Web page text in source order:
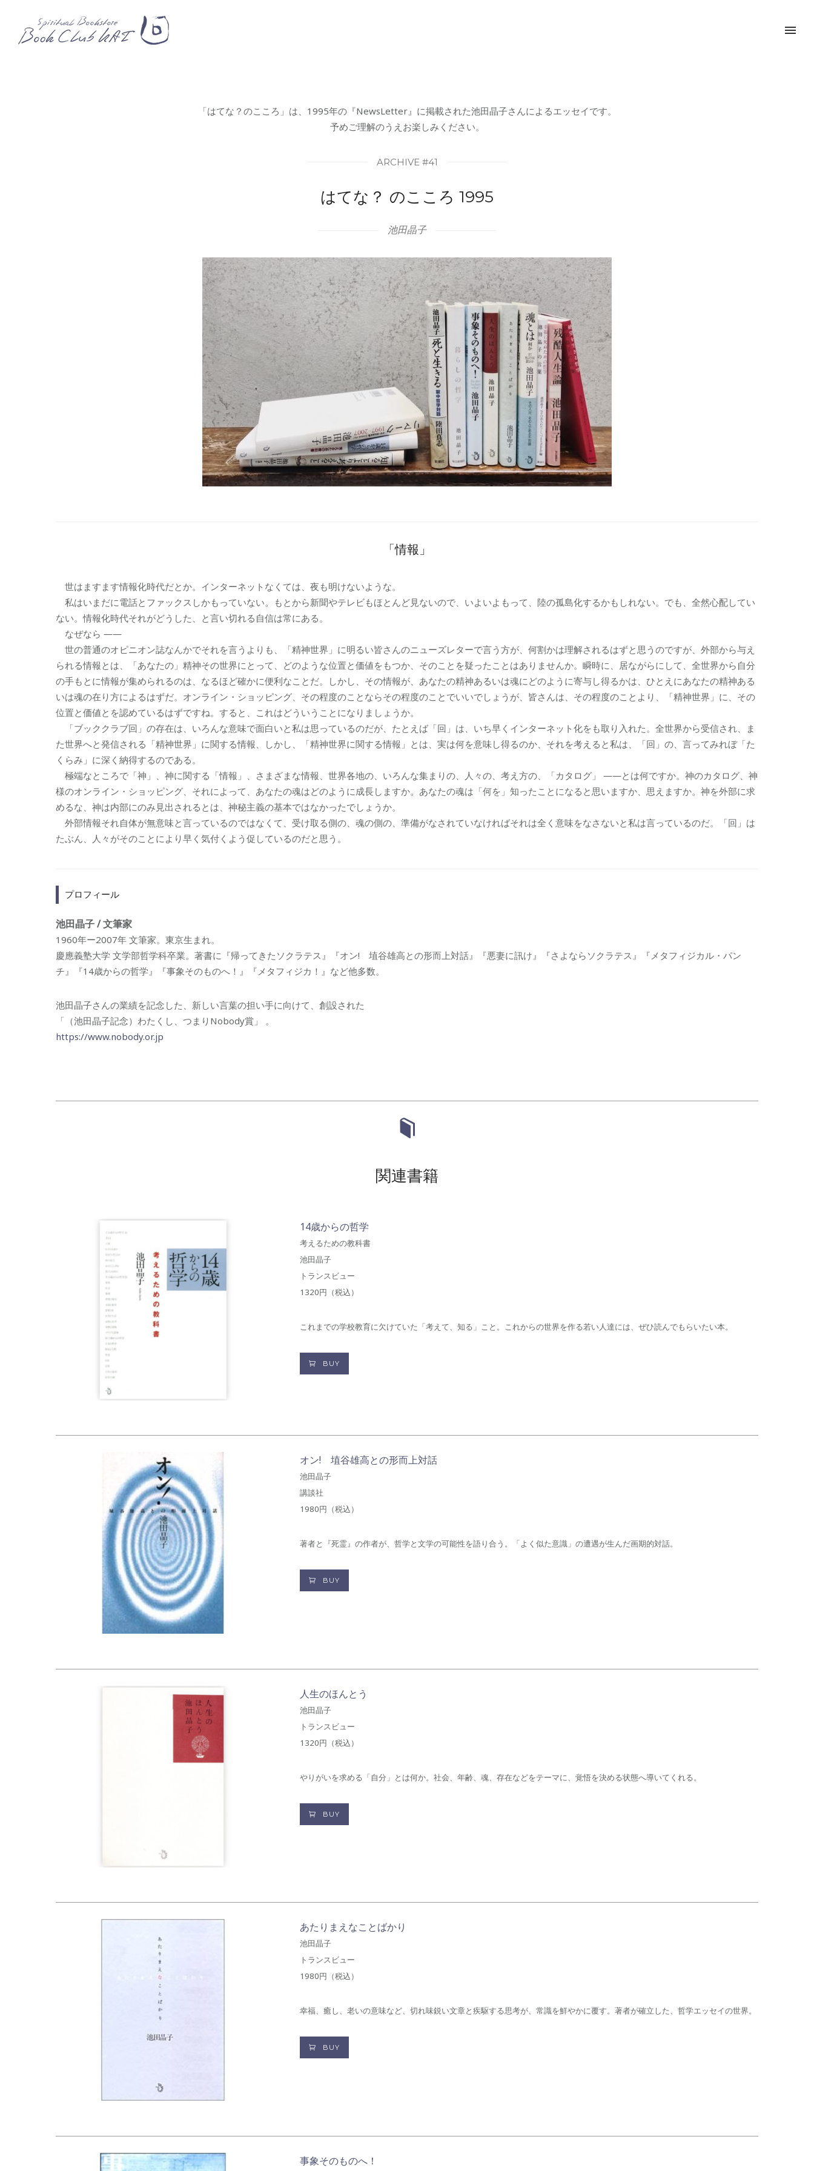
「はてな？のこころ」は、1995年の『NewsLetter』に掲載された池田晶子さんによるエッセイです。
予めご理解のうえお楽しみください。
ARCHIVE #41
はてな？ のこころ 1995
池田晶子
「情報」
世はますます情報化時代だとか。インターネットなくては、夜も明けないような。
私はいまだに電話とファックスしかもっていない。もとから新聞やテレビもほとんど見ないので、いよいよもって、陸の孤島化するかもしれない。でも、全然心配してい
ない。情報化時代それがどうした、と言い切れる自信は常にある。
なぜなら ――
世の普通のオピニオン誌なんかでそれを言うよりも、「精神世界」に明るい皆さんのニューズレターで言う方が、何割かは理解されるはずと思うのですが、外部から与え
られる情報とは、「あなたの」精神その世界にとって、どのような位置と価値をもつか、そのことを疑ったことはありませんか。瞬時に、居ながらにして、全世界から自分
の手もとに情報が集められるのは、なるほど確かに便利なことだ。しかし、その情報が、あなたの精神あるいは魂にどのように寄与し得るかは、ひとえにあなたの精神ある
いは魂の在り方によるはずだ。オンライン・ショッピング、その程度のことならその程度のことでいいでしょうが、皆さんは、その程度のことより、「精神世界」に、その
位置と価値とを認めているはずですね。すると、これはどういうことになりましょうか。
「ブッククラブ回」の存在は、いろんな意味で面白いと私は思っているのだが、たとえば「回」は、いち早くインターネット化をも取り入れた。全世界から受信され、ま
た世界へと発信される「精神世界」に関する情報、しかし、「精神世界に関する情報」とは、実は何を意味し得るのか、それを考えると私は、「回」の、言ってみれぼ「た
くらみ」に深く納得するのである。
極端なところで「神」、神に関する「情報」、さまざまな情報、世界各地の、いろんな集まりの、人々の、考え方の、「カタログ」 ――とは何ですか。神のカタログ、神
様のオンライン・ショッピング、それによって、あなたの魂はどのように成長しますか。あなたの魂は「何を」知ったことになると思いますか、思えますか。神を外部に求
めるな、神は内部にのみ見出されるとは、神秘主義の基本ではなかったでしょうか。
外部情報それ自体が無意味と言っているのではなくて、受け取る側の、魂の側の、準備がなされていなければそれは全く意味をなさないと私は言っているのだ。「回」は
たぶん、人々がそのことにより早く気付くよう促しているのだと思う。
プロフィール
池田晶子 / 文筆家
1960年ー2007年 文筆家。東京生まれ。
慶應義塾大学 文学部哲学科卒業。著書に『帰ってきたソクラテス』『オン! 埴谷雄高との形而上対話』『悪妻に訊け』『さよならソクラテス』『メタフィジカル・パン
チ』『14歳からの哲学』『事象そのものへ！』『メタフィジカ！』など他多数。
池田晶子さんの業績を記念した、新しい言葉の担い手に向けて、創設された
「（池田晶子記念）わたくし、つまりNobody賞」 。
https://www.nobody.or.jp
関連書籍
14歳からの哲学
考えるための教科書
池田晶子
トランスビュー
1320円（税込）
これまでの学校教育に欠けていた「考えて、知る」こと。これからの世界を作る若い人達には、ぜひ読んでもらいたい本。
BUY
オン! 埴谷雄高との形而上対話
池田晶子
講談社
1980円（税込）
著者と『死霊』の作者が、哲学と文学の可能性を語り合う。「よく似た意識」の遭遇が生んだ画期的対話。
BUY
人生のほんとう
池田晶子
トランスビュー
1320円（税込）
やりがいを求める「自分」とは何か。社会、年齢、魂、存在などをテーマに、覚悟を決める状態へ導いてくれる。
BUY
あたりまえなことばかり
池田晶子
トランスビュー
1980円（税込）
幸福、癒し、老いの意味など、切れ味鋭い文章と疾駆する思考が、常識を鮮やかに覆す。著者が確立した、哲学エッセイの世界。
BUY
事象そのものへ！